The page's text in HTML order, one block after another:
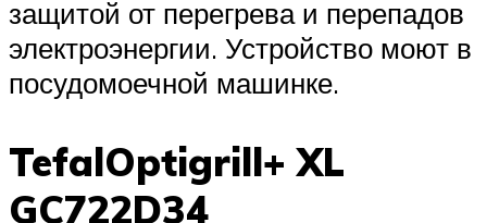
защитой от перегрева и перепадов
электроэнергии. Устройство моют в
посудомоечной машинке.
TefalOptigrill+ XL
GC722D34